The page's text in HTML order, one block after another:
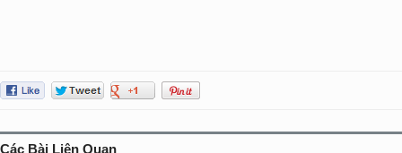
Các Bài Liên Quan